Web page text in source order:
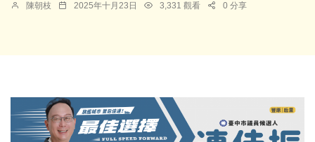
陳朝枝 2025年十月23日 3,331 觀看 0 分享